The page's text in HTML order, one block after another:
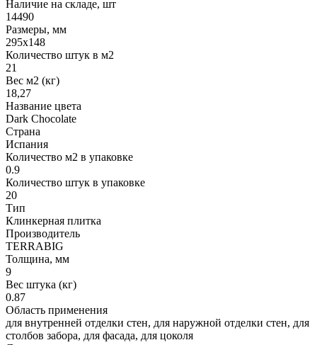
Наличие на складе, шт
14490
Размеры, мм
295x148
Количество штук в м2
21
Вес м2 (кг)
18,27
Название цвета
Dark Chocolate
Страна
Испания
Количество м2 в упаковке
0.9
Количество штук в упаковке
20
Тип
Клинкерная плитка
Производитель
TERRABIG
Толщина, мм
9
Вес штука (кг)
0.87
Область применения
для внутренней отделки стен, для наружной отделки стен, для
столбов забора, для фасада, для цоколя